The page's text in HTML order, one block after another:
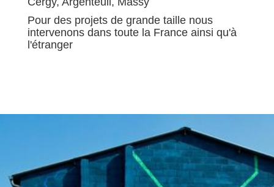
Pour des projets de grande taille nous
intervenons dans toute la France ainsi qu'à
l'étranger